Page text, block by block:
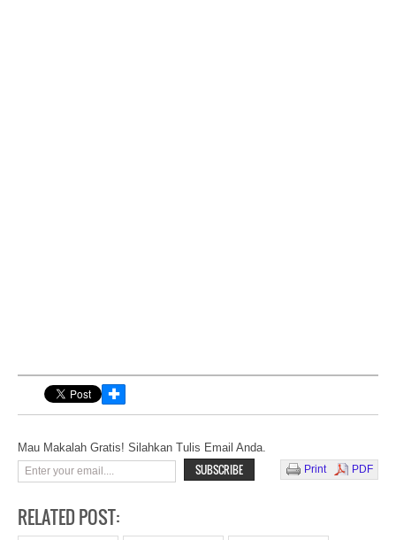
✚
Mau Makalah Gratis! Silahkan Tulis Email Anda.
Print PDF
RELATED POST: